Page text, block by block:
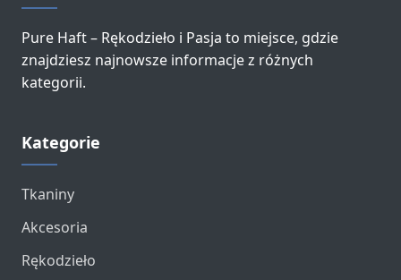
Pure Haft – Rękodzieło i Pasja to miejsce, gdzie
znajdziesz najnowsze informacje z różnych
kategorii.
Kategorie
Tkaniny
Akcesoria
Rękodzieło